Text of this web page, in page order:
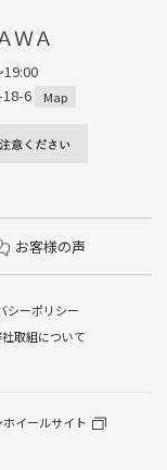
ＷＡ
19:00
6
Map
お客様の声
シーポリシー
取組について
イールサイト